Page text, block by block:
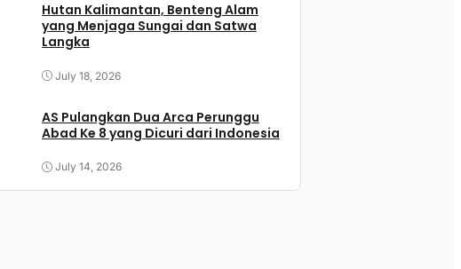
Hutan Kalimantan, Benteng Alam
yang Menjaga Sungai dan Satwa
Langka
July 18, 2026
AS Pulangkan Dua Arca Perunggu
Abad Ke 8 yang Dicuri dari Indonesia
July 14, 2026